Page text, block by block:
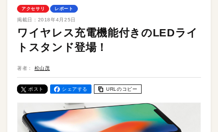
アクセサリ レポート
掲載日： 2018年4月25日
ワイヤレス充電機能付きのLEDライ
トスタンド登場！
著者： 松山茂
ポスト シェアする URLのコピー